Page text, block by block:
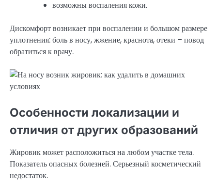
возможны воспаления кожи.
Дискомфорт возникает при воспалении и большом размере
уплотнения: боль в носу, жжение, краснота, отеки – повод
обратиться к врачу.
Особенности локализации и
отличия от других образований
Жировик может расположиться на любом участке тела.
Показатель опасных болезней. Серьезный косметический
недостаток.